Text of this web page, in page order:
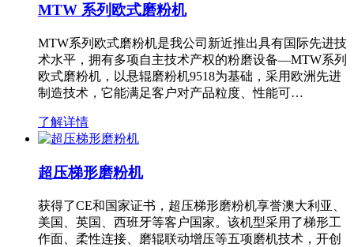
MTW 系列欧式磨粉机
MTW系列欧式磨粉机是我公司新近推出具有国际先进技
术水平，拥有多项自主技术产权的粉磨设备—MTW系列
欧式磨粉机，以悬辊磨粉机9518为基础，采用欧洲先进
制造技术，它能满足客户对产品粒度、性能可…
了解详情
超压梯形磨粉机
获得了CE和国家证书，超压梯形磨粉机享誉澳大利亚、
美国、英国、西班牙等客户国家。该机型采用了梯形工
作面、柔性连接、磨辊联动增压等五项磨机技术，开创